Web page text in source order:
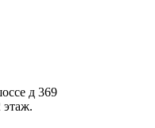
д 369